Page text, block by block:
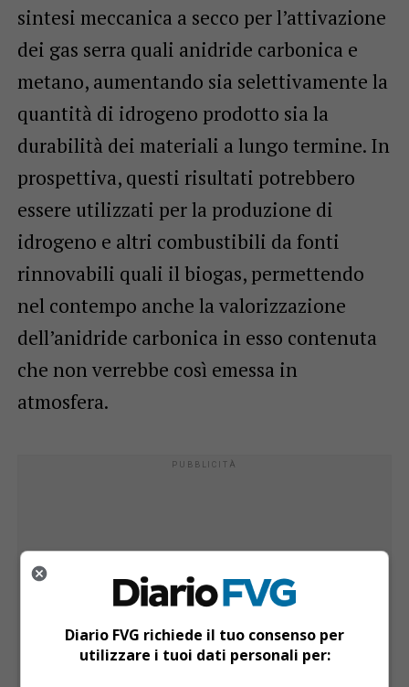
sintesi meccanica a secco per l’attivazione
dei gas serra quali anidride carbonica e
metano, aumentando sia selettivamente la
quantità di idrogeno prodotto sia la
durabilità dei materiali a lungo termine. In
prospettiva, questi risultati potrebbero
essere utilizzati per la produzione di
idrogeno e altri combustibili da fonti
rinnovabili quali il biogas, permettendo
nel contempo anche la valorizzazione
dell’anidride carbonica in esso contenuta
che non verrebbe così emessa in
atmosfera.
Diario FVG richiede il tuo consenso per
utilizzare i tuoi dati personali per: